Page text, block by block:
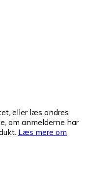
eller læs andres
om anmelderne har
Læs mere om